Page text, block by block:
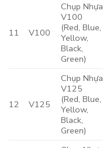
11 V100
Chụp Nhựa
V100
(Red, Blue,
Yellow,
Black,
Green)
12 V125
Chụp Nhựa
V125
(Red, Blue,
Yellow,
Black,
Green)